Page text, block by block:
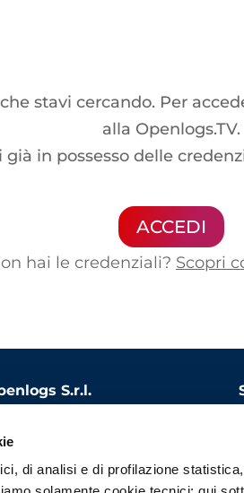
di analisi e di profilazione
stavi cercando. Per
alla Openlogs.TV.
in possesso delle
ACCEDI
hai le credenziali? Scopri
S.r.l.